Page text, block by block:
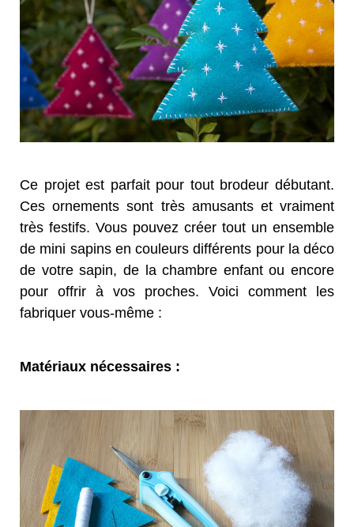
Ce projet est parfait pour tout brodeur débutant.
Ces ornements sont très amusants et vraiment
très festifs. Vous pouvez créer tout un ensemble
de mini sapins en couleurs différents pour la déco
de votre sapin, de la chambre enfant ou encore
pour offrir à vos proches. Voici comment les
fabriquer vous-même :
Matériaux nécessaires :